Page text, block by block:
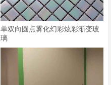
单双向圆点雾化幻彩炫彩渐变玻
璃